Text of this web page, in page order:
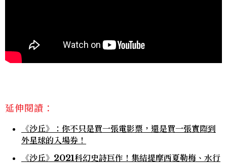
延伸閱讀：
《沙丘》：你不只是買一張電影票，還是買一張實際到
外星球的入場券！
《沙丘》2021科幻史詩巨作！集結提摩西夏勒梅、水行